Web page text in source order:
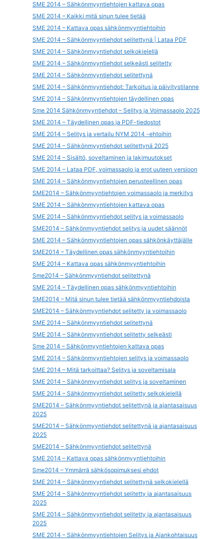
SME 2014 – Sähkönmyyntiehtojen kattava opas
SME 2014 – Kaikki mitä sinun tulee tietää
SME 2014 – Kattava opas sähkönmyyntiehtoihin
SME 2014 – Sähkönmyyntiehdot selitettynä | Lataa PDF
SME 2014 – Sähkönmyyntiehdot selkokielellä
SME 2014 – Sähkönmyyntiehdot selkeästi selitetty
SME 2014 – Sähkönmyyntiehdot selitettynä
SME 2014 – Sähkönmyyntiehdot: Tarkoitus ja päivitystilanne
SME 2014 – Sähkönmyyntiehtojen täydellinen opas
Sme 2014 Sähkönmyyntiehdot – Selitys ja Voimassaolo 2025
SME 2014 – Täydellinen opas ja PDF-tiedostot
SME 2014 – Selitys ja vertailu NYM 2014 -ehtoihin
SME 2014 – Sähkönmyyntiehdot selitettynä 2025
SME 2014 – Sisältö, soveltaminen ja lakimuutokset
SME 2014 – Lataa PDF, voimassaolo ja erot uuteen versioon
SME 2014 – Sähkönmyyntiehtojen perusteellinen opas
SME2014 – Sähkönmyyntiehtojen voimassaolo ja merkitys
SME 2014 – Sähkönmyyntiehtojen kattava opas
SME 2014 – Sähkönmyyntiehdot selitys ja voimassaolo
SME2014 – Sähkönmyyntiehdot selitys ja uudet säännöt
SME 2014 – Sähkönmyyntiehtojen opas sähkönkäyttäjälle
SME2014 – Täydellinen opas sähkönmyyntiehtoihin
SME 2014 – Kattava opas sähkönmyyntiehtoihin
Sme2014 – Sähkönmyyntiehdot selitettynä
SME 2014 – Täydellinen opas sähkönmyyntiehtoihin
SME2014 – Mitä sinun tulee tietää sähkönmyyntiehdoista
SME2014 – Sähkönmyyntiehdot selitetty ja voimassaolo
SME 2014 – Sähkönmyyntiehdot selitettynä
SME 2014 – Sähkönmyyntiehdot selitetty selkeästi
Sme 2014 – Sähkönmyyntiehtojen kattava opas
SME 2014 – Sähkönmyyntiehtojen selitys ja voimassaolo
SME 2014 – Mitä tarkoittaa? Selitys ja soveltamisala
SME 2014 – Sähkönmyyntiehdot selitys ja soveltaminen
SME 2014 – Sähkönmyyntiehdot selitetty selkokielellä
SME2014 – Sähkönmyyntiehdot selitettynä ja ajantasaisuus
2025
SME2014 – Sähkönmyyntiehdot selitettynä ja ajantasaisuus
2025
SME2014 – Sähkönmyyntiehdot selitettynä
SME 2014 – Kattava opas sähkönmyyntiehtoihin
Sme2014 – Ymmärrä sähkösopimuksesi ehdot
SME 2014 – Sähkönmyyntiehdot selitettynä selkokielellä
SME 2014 – Sähkönmyyntiehdot selitetty ja ajantasaisuus
2025
SME 2014 – Sähkönmyyntiehdot selitetty ja ajantasaisuus
2025
SME 2014 – Sähkönmyyntiehtojen Selitys ja Ajankohtaisuus